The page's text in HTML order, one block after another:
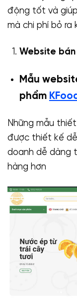
động tốt và
mà chi phí bỏ ra
Website
Mẫu
phẩm
Những mẫu
được thiết kế dễ
doanh dễ dàng
hàng hơn